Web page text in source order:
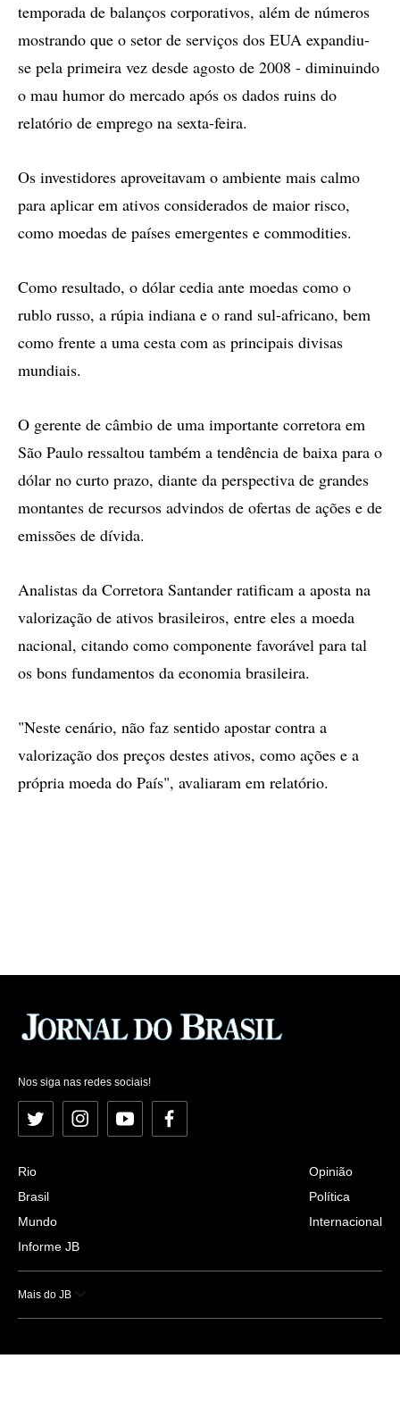
temporada de balanços corporativos, além de números
mostrando que o setor de serviços dos EUA expandiu-
se pela primeira vez desde agosto de 2008 - diminuindo
o mau humor do mercado após os dados ruins do
relatório de emprego na sexta-feira.
Os investidores aproveitavam o ambiente mais calmo
para aplicar em ativos considerados de maior risco,
como moedas de países emergentes e commodities.
Como resultado, o dólar cedia ante moedas como o
rublo russo, a rúpia indiana e o rand sul-africano, bem
como frente a uma cesta com as principais divisas
mundiais.
O gerente de câmbio de uma importante corretora em
São Paulo ressaltou também a tendência de baixa para o
dólar no curto prazo, diante da perspectiva de grandes
montantes de recursos advindos de ofertas de ações e de
emissões de dívida.
Analistas da Corretora Santander ratificam a aposta na
valorização de ativos brasileiros, entre eles a moeda
nacional, citando como componente favorável para tal
os bons fundamentos da economia brasileira.
"Neste cenário, não faz sentido apostar contra a
valorização dos preços destes ativos, como ações e a
própria moeda do País", avaliaram em relatório.
Nos siga nas redes sociais!
Twitter InstagramYouTubeFacebook
Rio
Brasil
Mundo
Informe JB
Opinião
Política
Internacional
Mais do JB
Esportes